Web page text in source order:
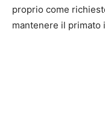
proprio come
mantenere il primato